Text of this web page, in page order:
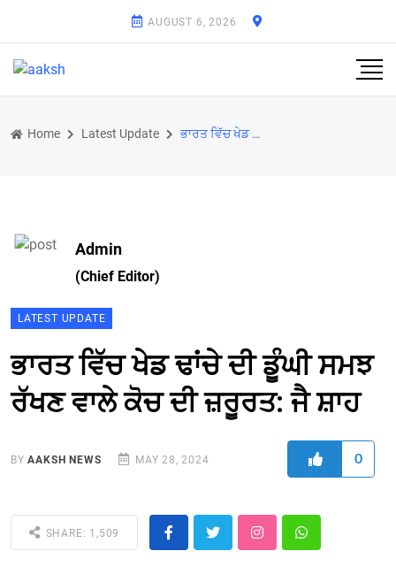
AUGUST 6, 2026
Home Latest Update ਭਾਰਤ ਵਿੱਚ ਖੇਡ ਢਾਂਚੇ ਦੀ ਡੂੰਘੀ ਸਮਝ ਰੱਖਣ ਵਾਲੇ ਕੋਚ ਦੀ ਜ਼ਰੂਰਤ: ਜੈ ਸ਼ਾਹ
Admin
(Chief Editor)
LATEST UPDATE
ਭਾਰਤ ਵਿੱਚ ਖੇਡ ਢਾਂਚੇ ਦੀ ਡੂੰਘੀ ਸਮਝ
ਰੱਖਣ ਵਾਲੇ ਕੋਚ ਦੀ ਜ਼ਰੂਰਤ: ਜੈ ਸ਼ਾਹ
BYAAKSH NEWS MAY 28, 2024 0
SHARE: 1,509